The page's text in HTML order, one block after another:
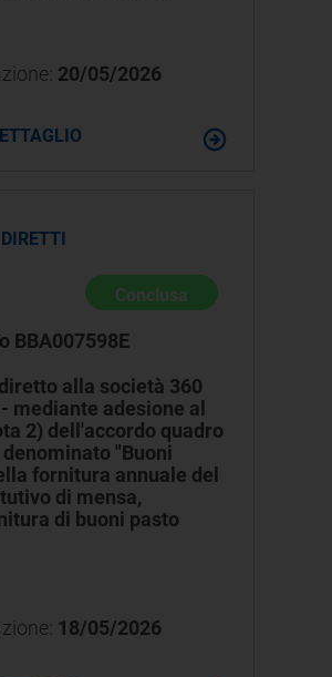
20/05/2026
Conclusa
BBA007598E
alla società 360
mediante adesione al
2) dell'accordo quadro
"Buoni
fornitura annuale del
di mensa,
di buoni pasto
18/05/2026